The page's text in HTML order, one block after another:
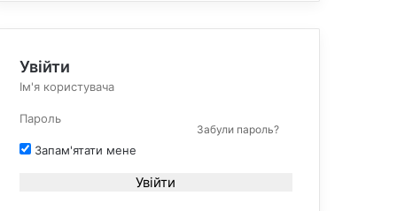
Увійти
Забули пароль?
Запам'ятати мене
Увійти